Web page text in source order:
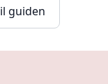
guiden